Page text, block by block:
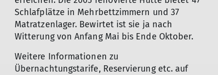
Schlafplätze in Mehrbettzimmern und 37
Matratzenlager. Bewirtet ist sie ja nach
Witterung von Anfang Mai bis Ende Oktober.
Weitere Informationen zu
Übernachtungstarife, Reservierung etc. auf